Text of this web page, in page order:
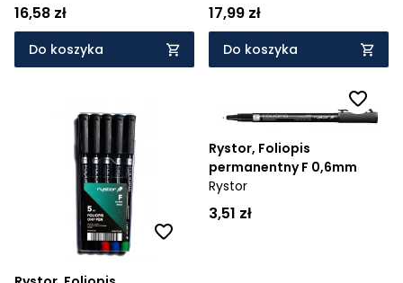
BEBE Friends, 6 kol.
16,58 zł
Do koszyka
17,99 zł
Do koszyka
Rystor, Foliopis
permanentny F 0,6mm
Rystor
3,51 zł